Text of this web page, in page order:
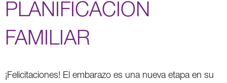
PLANIFICACIÓN
FAMILIAR
¡Felicitaciones! El embarazo es una nueva etapa en su